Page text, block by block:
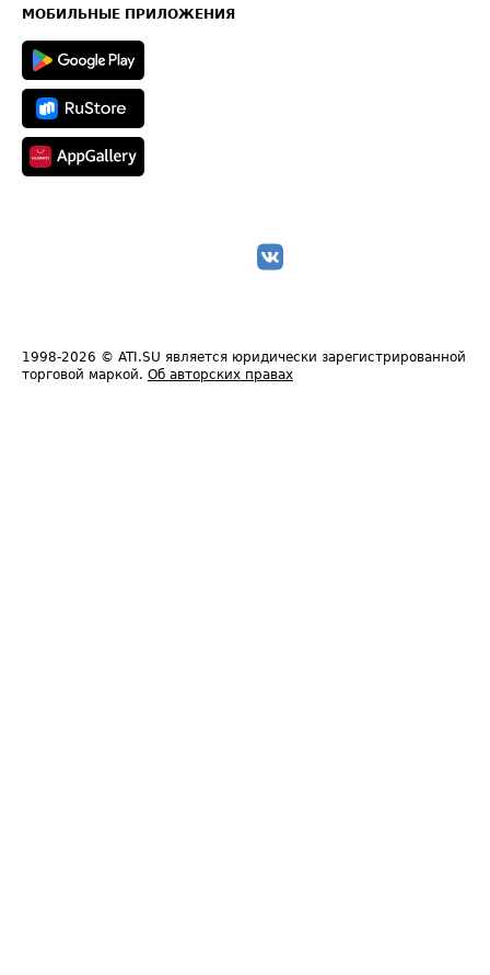
Техническая информация
МОБИЛЬНЫЕ ПРИЛОЖЕНИЯ
1998-2026 © ATI.SU является юридически зарегистрированной
торговой маркой. Об авторских правах